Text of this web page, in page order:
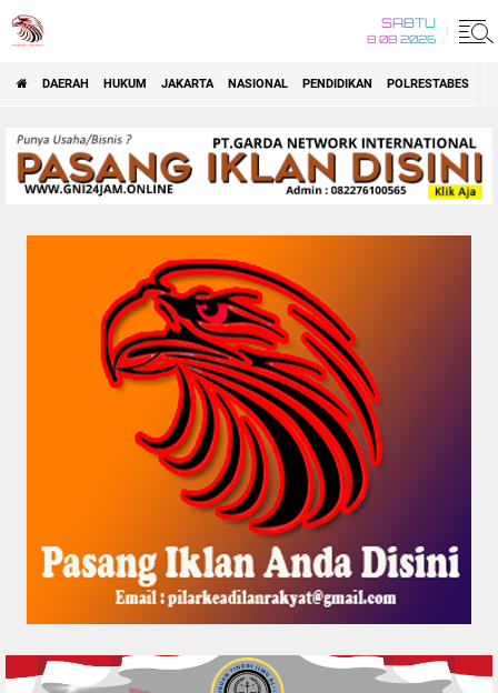
SABTU
8 08 2026
DAERAH HUKUM JAKARTA NASIONAL PENDIDIKAN POLRESTABES